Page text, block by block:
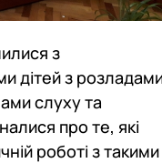
з
дітей з
слуху та
про те, які
роботі з такими